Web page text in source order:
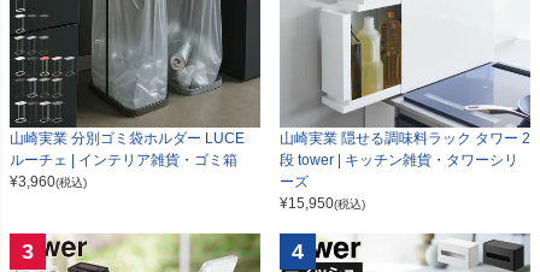
山崎実業 分別ゴミ袋ホルダー LUCE
ルーチェ | インテリア雑貨・ゴミ箱
¥3,960(税込)
山崎実業 隠せる調味料ラック タワー 2
段 tower | キッチン雑貨・タワーシリ
ーズ
¥15,950(税込)
3 4